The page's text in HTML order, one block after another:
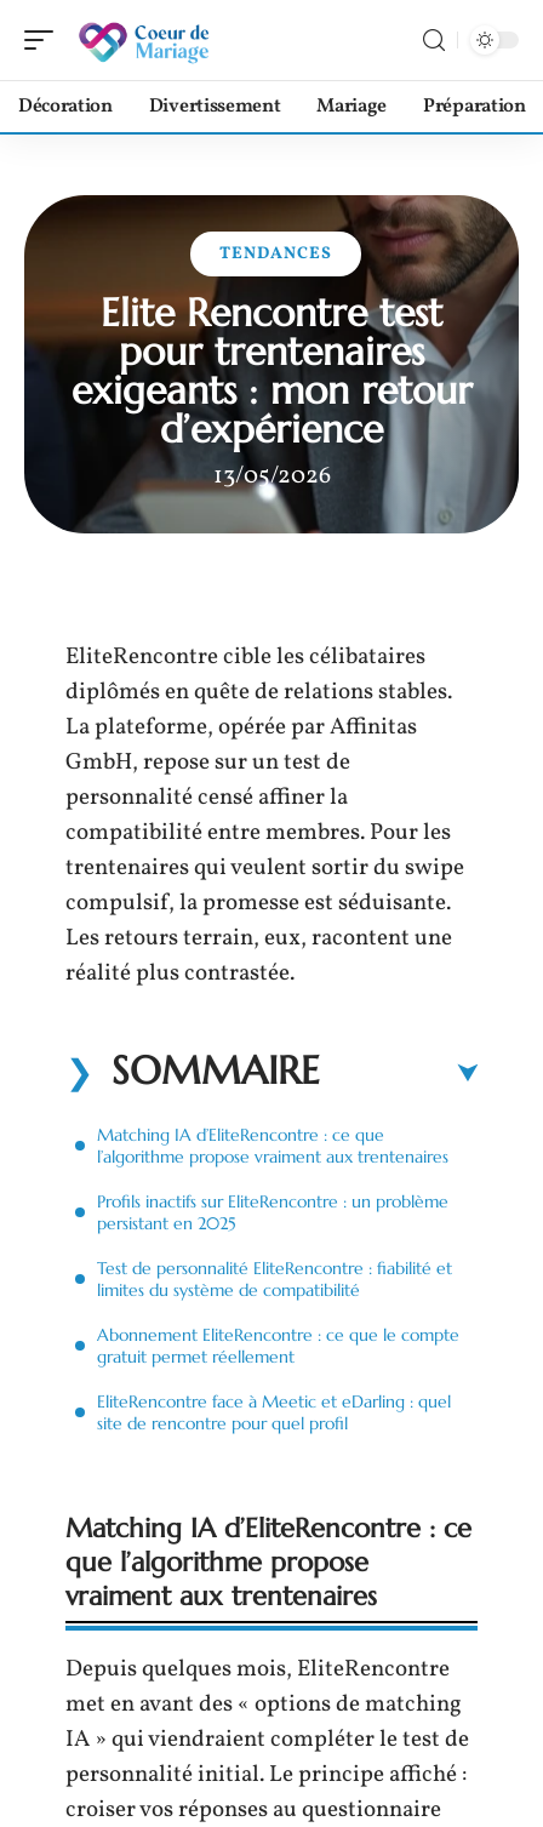
Décoration Divertissement Mariage Préparation
TENDANCES
Elite Rencontre test
pour trentenaires
exigeants : mon retour
d’expérience
13/05/2026
EliteRencontre cible les célibataires
diplômés en quête de relations stables.
La plateforme, opérée par Affinitas
GmbH, repose sur un test de
personnalité censé affiner la
compatibilité entre membres. Pour les
trentenaires qui veulent sortir du swipe
compulsif, la promesse est séduisante.
Les retours terrain, eux, racontent une
réalité plus contrastée.
SOMMAIRE
Matching IA d’EliteRencontre : ce que
l’algorithme propose vraiment aux trentenaires
Profils inactifs sur EliteRencontre : un problème
persistant en 2025
Test de personnalité EliteRencontre : fiabilité et
limites du système de compatibilité
Abonnement EliteRencontre : ce que le compte
gratuit permet réellement
EliteRencontre face à Meetic et eDarling : quel
site de rencontre pour quel profil
Matching IA d’EliteRencontre : ce
que l’algorithme propose
vraiment aux trentenaires
Depuis quelques mois, EliteRencontre
met en avant des « options de matching
IA » qui viendraient compléter le test de
personnalité initial. Le principe affiché :
croiser vos réponses au questionnaire